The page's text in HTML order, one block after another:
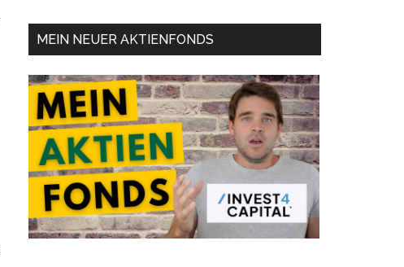
MEIN NEUER AKTIENFONDS